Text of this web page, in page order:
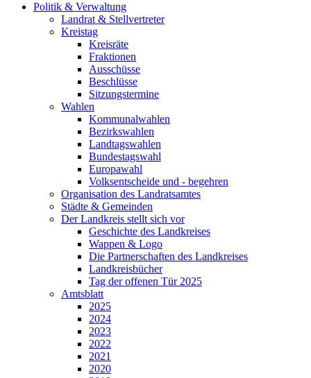
Politik & Verwaltung
Landrat & Stellvertreter
Kreistag
Kreisräte
Fraktionen
Ausschüsse
Beschlüsse
Sitzungstermine
Wahlen
Kommunalwahlen
Bezirkswahlen
Landtagswahlen
Bundestagswahl
Europawahl
Volksentscheide und - begehren
Organisation des Landratsamtes
Städte & Gemeinden
Der Landkreis stellt sich vor
Geschichte des Landkreises
Wappen & Logo
Die Partnerschaften des Landkreises
Landkreisbücher
Tag der offenen Tür 2025
Amtsblatt
2025
2024
2023
2022
2021
2020